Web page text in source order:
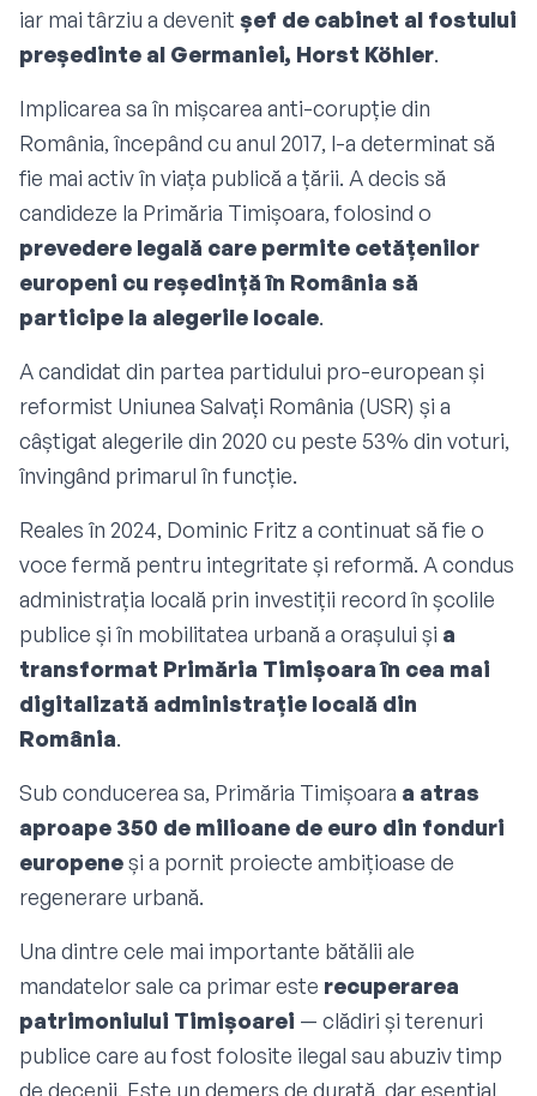
iar mai târziu a devenit șef de cabinet al fostului
președinte al Germaniei, Horst Köhler.
Implicarea sa în mișcarea anti-corupție din
România, începând cu anul 2017, l-a determinat să
fie mai activ în viața publică a țării. A decis să
candideze la Primăria Timișoara, folosind o
prevedere legală care permite cetățenilor
europeni cu reședință în România să
participe la alegerile locale.
A candidat din partea partidului pro-european și
reformist Uniunea Salvați România (USR) și a
câștigat alegerile din 2020 cu peste 53% din voturi,
învingând primarul în funcție.
Reales în 2024, Dominic Fritz a continuat să fie o
voce fermă pentru integritate și reformă. A condus
administrația locală prin investiții record în școlile
publice și în mobilitatea urbană a orașului și a
transformat Primăria Timișoara în cea mai
digitalizată administrație locală din
România.
Sub conducerea sa, Primăria Timișoara a atras
aproape 350 de milioane de euro din fonduri
europeneși a pornit proiecte ambițioase de
regenerare urbană.
Una dintre cele mai importante bătălii ale
mandatelor sale ca primar este recuperarea
patrimoniului Timișoarei — clădiri și terenuri
publice care au fost folosite ilegal sau abuziv timp
de decenii. Este un demers de durată, dar esențial